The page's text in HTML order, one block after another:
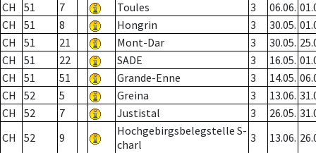
CH 51 7 Toules 3 06.06.
CH
51 8 Hongrin 3 30.05.
CH
51 21 Mont-Dar 3 30.05.
CH
51 22 SADE 3 16.05.
CH
51 51 Grande-Enne 3 14.05.
CH
52 5 Greina 3 13.06.
CH
52 7 Justistal 3 26.05.
CH
52 9
Hochgebirgsbelegstelle S-
charl
3 13.06.